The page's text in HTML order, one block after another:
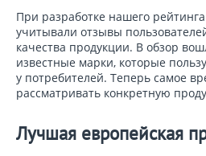
При разработке нашего
учитывали отзывы
качества продукции. В обзор
известные марки, которые
у потребителей. Теперь самое
рассматривать конкретную
Лучшая европейская